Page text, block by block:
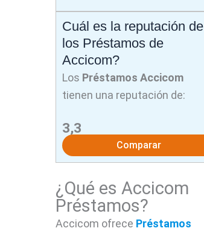
Cuál es la reputación de
los Préstamos de
Accicom?
Los Préstamos Accicom
tienen una reputación de:
3,3
Comparar
¿Qué es Accicom
Préstamos?
Accicom ofrece Préstamos